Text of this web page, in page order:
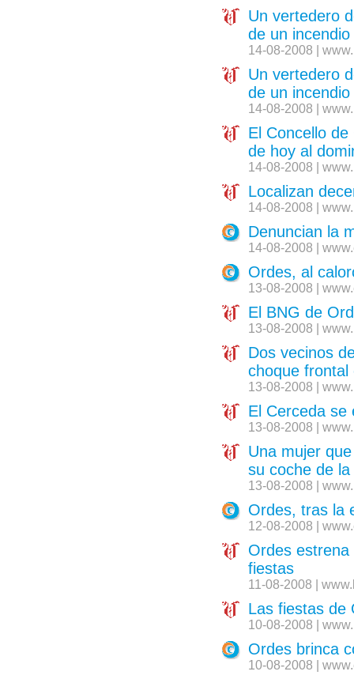
Un vertedero
de un incendio
14-08-2008 |
Un vertedero
de un incendio
14-08-2008 |
El Concello
de hoy al
14-08-2008 |
Localizan
14-08-2008 |
Denuncian la
14-08-2008 |
Ordes, al
13-08-2008 |
El BNG de
13-08-2008 |
Dos vecinos
choque frontal
13-08-2008 |
El Cerceda se
13-08-2008 |
Una mujer
su coche de
13-08-2008 |
Ordes, tras la
12-08-2008 |
Ordes
fiestas
11-08-2008 |
Las fiestas de
10-08-2008 |
Ordes brinca
10-08-2008 |